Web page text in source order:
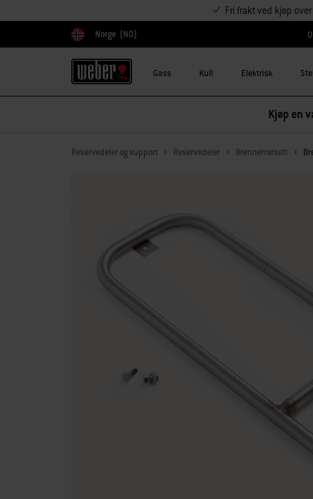
Fri frakt ved kjøp
Velg land
Norge (NO)
Gass Kull Elektrisk
Kjøp en
Reservedeler og support Reservedeler Brennerrørsett